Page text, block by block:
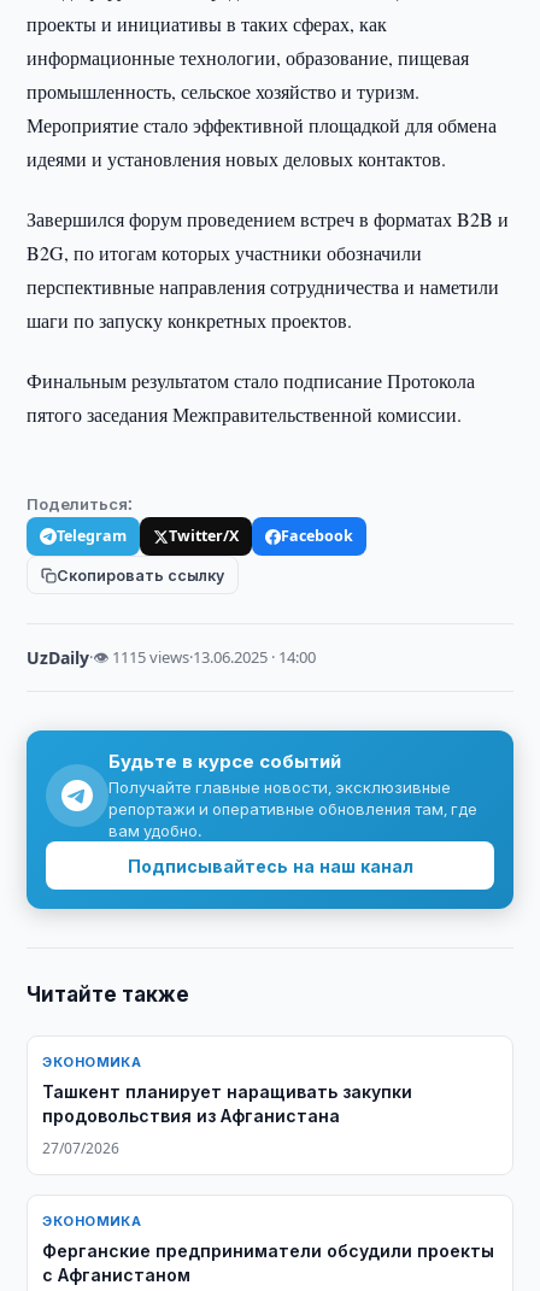
проекты и инициативы в таких сферах, как
информационные технологии, образование, пищевая
промышленность, сельское хозяйство и туризм.
Мероприятие стало эффективной площадкой для обмена
идеями и установления новых деловых контактов.
Завершился форум проведением встреч в форматах B2B и
B2G, по итогам которых участники обозначили
перспективные направления сотрудничества и наметили
шаги по запуску конкретных проектов.
Финальным результатом стало подписание Протокола
пятого заседания Межправительственной комиссии.
Поделиться:
Telegram Twitter/X
Facebook
Скопировать ссылку
UzDaily·👁 1115 views·13.06.2025 · 14:00
Будьте в курсе событий
Получайте главные новости, эксклюзивные
репортажи и оперативные обновления там, где
вам удобно.
Подписывайтесь на наш канал
Читайте также
ЭКОНОМИКА
Ташкент планирует наращивать закупки
продовольствия из Афганистана
27/07/2026
ЭКОНОМИКА
Ферганские предприниматели обсудили проекты
с Афганистаном